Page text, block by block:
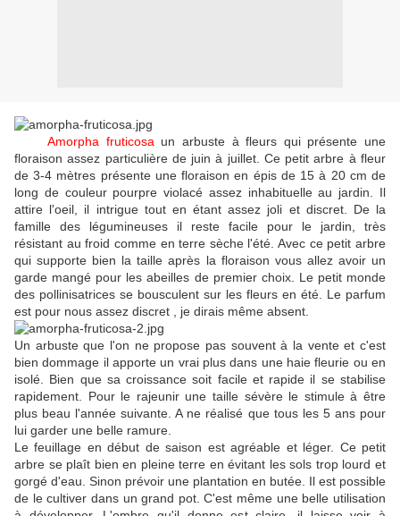
Amorpha fruticosa un arbuste à fleurs qui présente une
floraison assez particulière de juin à juillet. Ce petit arbre à fleur
de 3-4 mètres présente une floraison en épis de 15 à 20 cm de
long de couleur pourpre violacé assez inhabituelle au jardin. Il
attire l'oeil, il intrigue tout en étant assez joli et discret. De la
famille des légumineuses il reste facile pour le jardin, très
résistant au froid comme en terre sèche l'été. Avec ce petit arbre
qui supporte bien la taille après la floraison vous allez avoir un
garde mangé pour les abeilles de premier choix. Le petit monde
des pollinisatrices se bousculent sur les fleurs en été. Le parfum
est pour nous assez discret , je dirais même absent.
Un arbuste que l'on ne propose pas souvent à la vente et c'est
bien dommage il apporte un vrai plus dans une haie fleurie ou en
isolé. Bien que sa croissance soit facile et rapide il se stabilise
rapidement. Pour le rajeunir une taille sévère le stimule à être
plus beau l'année suivante. A ne réalisé que tous les 5 ans pour
lui garder une belle ramure.
Le feuillage en début de saison est agréable et léger. Ce petit
arbre se plaît bien en pleine terre en évitant les sols trop lourd et
gorgé d'eau. Sinon prévoir une plantation en butée. Il est possible
de le cultiver dans un grand pot. C'est même une belle utilisation